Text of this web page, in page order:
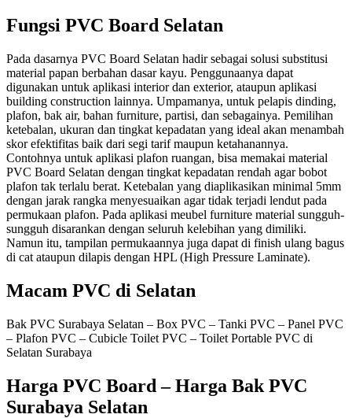
Fungsi PVC Board Selatan
Pada dasarnya PVC Board Selatan hadir sebagai solusi substitusi
material papan berbahan dasar kayu. Penggunaanya dapat
digunakan untuk aplikasi interior dan exterior, ataupun aplikasi
building construction lainnya. Umpamanya, untuk pelapis dinding,
plafon, bak air, bahan furniture, partisi, dan sebagainya. Pemilihan
ketebalan, ukuran dan tingkat kepadatan yang ideal akan menambah
skor efektifitas baik dari segi tarif maupun ketahanannya.
Contohnya untuk aplikasi plafon ruangan, bisa memakai material
PVC Board Selatan dengan tingkat kepadatan rendah agar bobot
plafon tak terlalu berat. Ketebalan yang diaplikasikan minimal 5mm
dengan jarak rangka menyesuaikan agar tidak terjadi lendut pada
permukaan plafon. Pada aplikasi meubel furniture material sungguh-
sungguh disarankan dengan seluruh kelebihan yang dimiliki.
Namun itu, tampilan permukaannya juga dapat di finish ulang bagus
di cat ataupun dilapis dengan HPL (High Pressure Laminate).
Macam PVC di Selatan
Bak PVC Surabaya Selatan – Box PVC – Tanki PVC – Panel PVC
– Plafon PVC – Cubicle Toilet PVC – Toilet Portable PVC di
Selatan Surabaya
Harga PVC Board – Harga Bak PVC
Surabaya Selatan